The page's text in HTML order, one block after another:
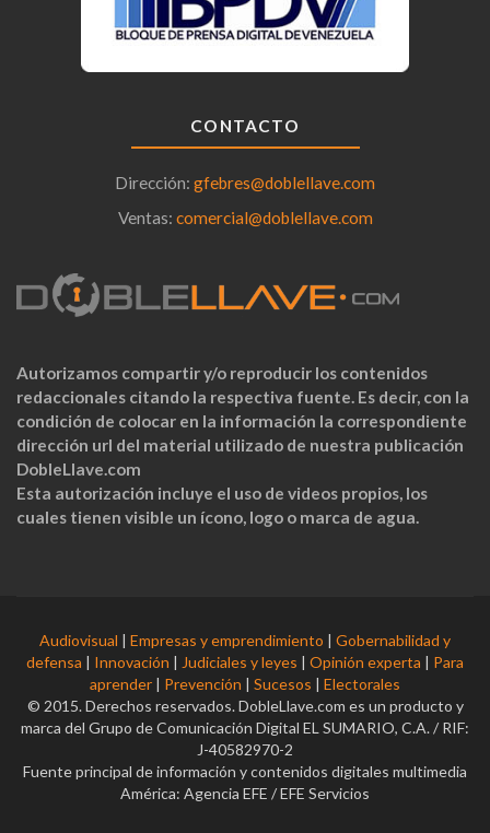
CONTACTO
Dirección: gfebres@doblellave.com
Ventas: comercial@doblellave.com
Autorizamos compartir y/o reproducir los contenidos
redaccionales citando la respectiva fuente. Es decir, con la
condición de colocar en la información la correspondiente
dirección url del material utilizado de nuestra publicación
DobleLlave.com
Esta autorización incluye el uso de videos propios, los
cuales tienen visible un ícono, logo o marca de agua.
Audiovisual | Empresas y emprendimiento | Gobernabilidad y
defensa | Innovación | Judiciales y leyes | Opinión experta | Para
aprender | Prevención | Sucesos | Electorales
© 2015. Derechos reservados. DobleLlave.com es un producto y
marca del Grupo de Comunicación Digital EL SUMARIO, C.A. / RIF:
J-40582970-2
Fuente principal de información y contenidos digitales multimedia
América: Agencia EFE / EFE Servicios